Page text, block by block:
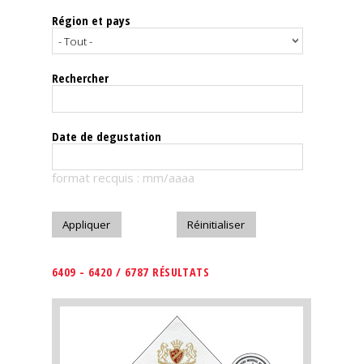
dégustation
Le
magazine
Télécharger
Région et pays
Rechercher
Date de degustation
format recquis : mm/aaaa
6409 - 6420 / 6787 RÉSULTATS